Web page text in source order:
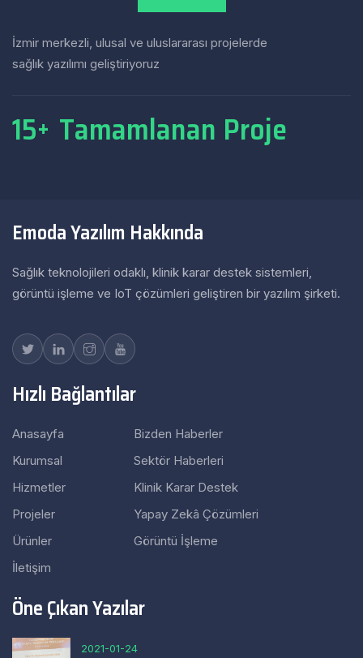
İzmir merkezli, ulusal ve uluslararası projelerde
sağlık yazılımı geliştiriyoruz
15+ Tamamlanan Proje
Emoda Yazılım Hakkında
Sağlık teknolojileri odaklı, klinik karar destek sistemleri,
görüntü işleme ve IoT çözümleri geliştiren bir yazılım şirketi.
Hızlı Bağlantılar
Anasayfa
Kurumsal
Hizmetler
Projeler
Ürünler
İletişim
Bizden Haberler
Sektör Haberleri
Klinik Karar Destek
Yapay Zekâ Çözümleri
Görüntü İşleme
Öne Çıkan Yazılar
2021-01-24